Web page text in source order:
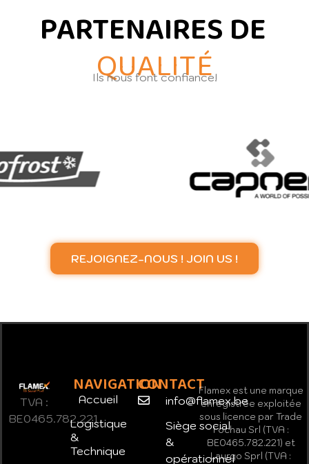
PARTENAIRES DE
QUALITÉ
Ils nous font confiance!
REJOIGNEZ-NOUS ! JOIN US !
TVA :
BE0465.782.221
NAVIGATION
Accueil
Logistique
&
Technique
CONTACT
info@flamex.be
Siège social
&
opérationnel
Flamex est une marque
enregistrée exploitée
sous licence par Trade
Fochau Srl (TVA :
BE0465.782.221) et
Laurgo Sprl (TVA :